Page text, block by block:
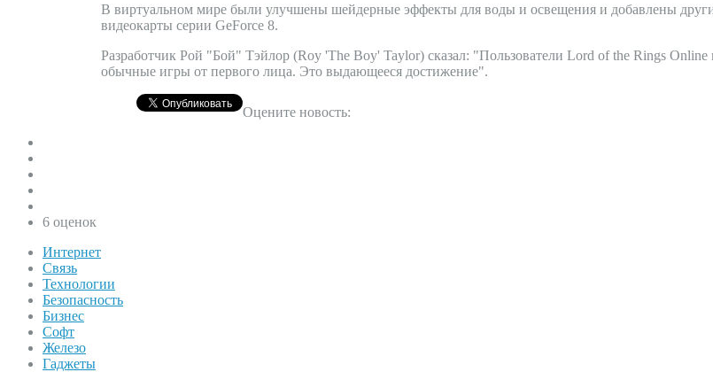
В виртуальном мире были улучшены шейдерные эффекты для воды и освещения и добавлены
видеокарты серии GeForce 8.
Разработчик Рой "Бой" Тэйлор (Roy 'The Boy' Taylor) сказал: "Пользователи Lord of the Rings Online
обычные игры от первого лица. Это выдающееся достижение".
Оцените новость:
6 оценок
Интернет
Связь
Технологии
Безопасность
Бизнес
Софт
Железо
Гаджеты